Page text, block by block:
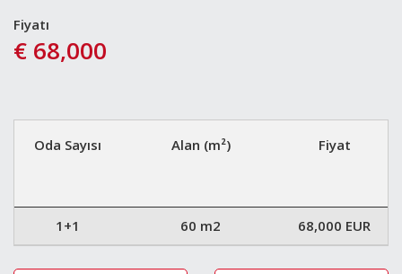
Fiyatı
€ 68,000
Oda Sayısı Alan (m²) Fiyat
1+1 60 m2 68,000 EUR